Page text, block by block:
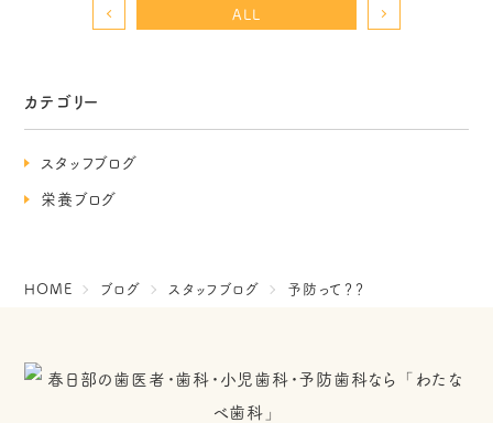
カテゴリー
スタッフブログ
栄養ブログ
ALL
HOME ブログ スタッフブログ 予防って？？